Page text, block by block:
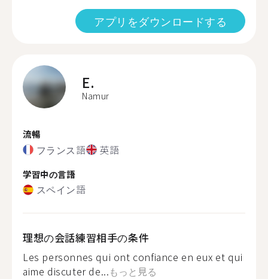
アプリをダウンロードする
E.
Namur
流暢
フランス語 英語
学習中の言語
スペイン語
理想の会話練習相手の条件
Les personnes qui ont confiance en eux et qui
aime discuter de...もっと見る